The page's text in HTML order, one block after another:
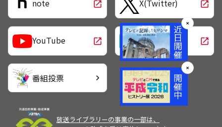
note open_in_new X(Twitter) open_in_new
YouTube open_in_new LINE open_in_new
番組投票 chevron_right
放送ライブラリーの事業の一部は、
✕
✕